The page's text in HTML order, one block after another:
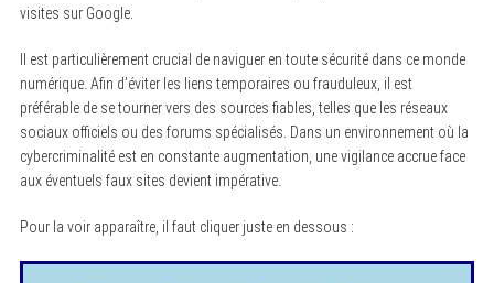
visites sur Google.
Il est particulièrement crucial de naviguer en toute sécurité dans ce monde
numérique. Afin d’éviter les liens temporaires ou frauduleux, il est
préférable de se tourner vers des sources fiables, telles que les réseaux
sociaux officiels ou des forums spécialisés. Dans un environnement où la
cybercriminalité est en constante augmentation, une vigilance accrue face
aux éventuels faux sites devient impérative.
Pour la voir apparaître, il faut cliquer juste en dessous :